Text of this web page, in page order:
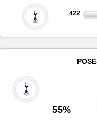
422
55%